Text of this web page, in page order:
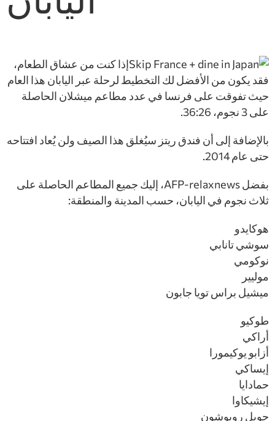
إذا كنت من عشاق الطعام،
فقد يكون من الأفضل لك التخطيط لرحلة عبر اليابان هذا العام
حيث تفوقت على فرنسا في عدد مطاعم ميشلان الحاصلة
على 3 نجوم، 36:26.
بالإضافة إلى أن فندق ريتز سيُغلق هذا الصيف ولن يُعاد افتتاحه
حتى عام 2014.
بفضل AFP-relaxnews، إليك جميع المطاعم الحاصلة على
ثلاث نجوم في اليابان، حسب المدينة والمنطقة:
هوكايدو
سوشي تانابي
نوكومي
موليير
ميشيل براس تويا جابون
طوكيو
أراكي
أزابو يوكيمورا
إيساكي
حمادايا
إيشيكاوا
جويل روبوشون